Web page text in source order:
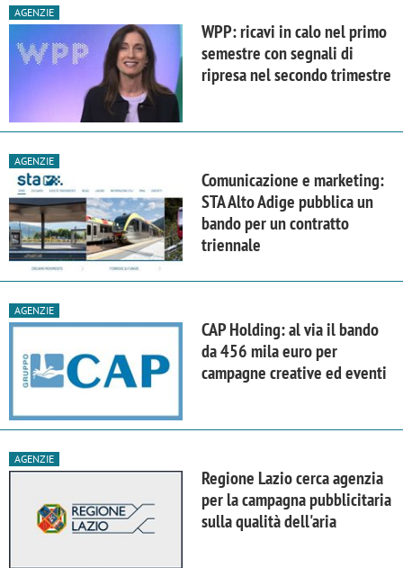
AGENZIE
WPP: ricavi in calo nel primo
semestre con segnali di
ripresa nel secondo trimestre
AGENZIE
Comunicazione e marketing:
STA Alto Adige pubblica un
bando per un contratto
triennale
AGENZIE
CAP Holding: al via il bando
da 456 mila euro per
campagne creative ed eventi
AGENZIE
Regione Lazio cerca agenzia
per la campagna pubblicitaria
sulla qualità dell'aria